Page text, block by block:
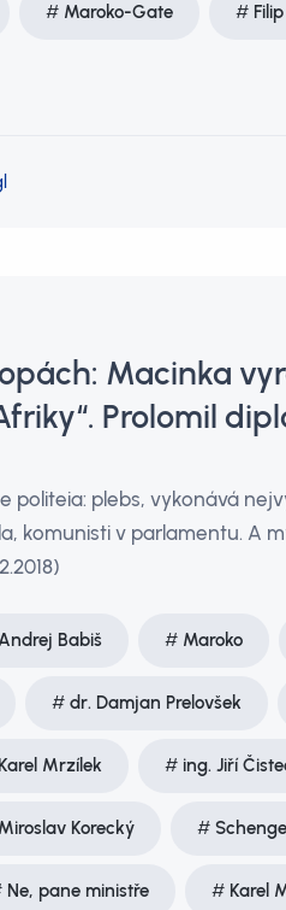
Maroko-Gate
Macinka
Prolomil
politeia: plebs, vykonává
komunisti v parlamentu. A
Babiš Maroko
dr. Damjan Prelovšek
Karel Mrzílek ing. Jiří
Miroslav Korecký
Ne, pane ministře Karel